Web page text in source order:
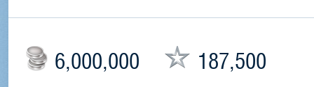
6,000,000 187,500